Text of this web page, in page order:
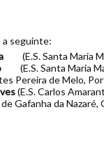
seguinte:
(E.S. Santa Maria
(E.S. Santa Maria
Pereira de Melo,
(E.S. Carlos
de Gafanha da Nazaré,